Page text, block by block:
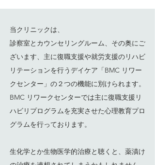
当クリニックは、
診察室とカウンセリングルーム、その奥にご
ざいます、主に復職支援や就労支援のリハビ
リテーションを行うデイケア「BMC リワー
クセンター」の２つの機能に別けられます。
BMC リワークセンターでは主に復職支援リ
ハビリプログラムを充実させた心理教育プロ
グラムを行っております。
生化学とか生物医学的治療と聴くと、薬漬け